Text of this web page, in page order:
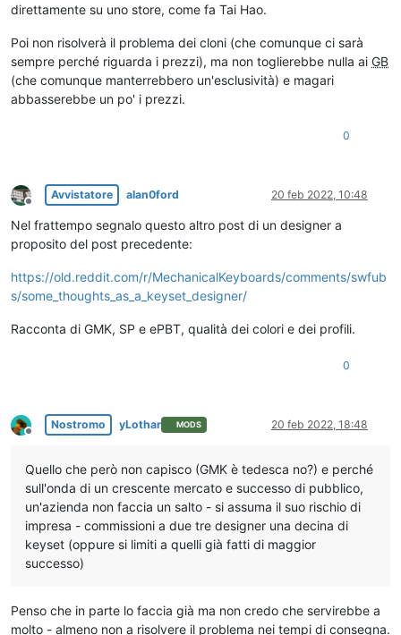
direttamente su uno store, come fa Tai Hao.
Poi non risolverà il problema dei cloni (che comunque ci sarà
sempre perché riguarda i prezzi), ma non toglierebbe nulla ai GB
(che comunque manterrebbero un'esclusività) e magari
abbasserebbe un po' i prezzi.
0
Non in linea
Avvistatore alan0ford 20 feb 2022, 10:48
Nel frattempo segnalo questo altro post di un designer a
proposito del post precedente:
https://old.reddit.com/r/MechanicalKeyboards/comments/swfub
s/some_thoughts_as_a_keyset_designer/
Racconta di GMK, SP e ePBT, qualità dei colori e dei profili.
0
Non in linea
Nostromo yLothar MODS 20 feb 2022, 18:48
Quello che però non capisco (GMK è tedesca no?) e perché
sull'onda di un crescente mercato e successo di pubblico,
un'azienda non faccia un salto - si assuma il suo rischio di
impresa - commissioni a due tre designer una decina di
keyset (oppure si limiti a quelli già fatti di maggior
successo)
Penso che in parte lo faccia già ma non credo che servirebbe a
molto - almeno non a risolvere il problema nei tempi di consegna.